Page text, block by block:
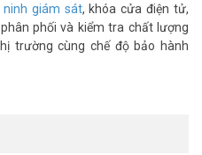
giám sát, khóa cửa điện tử,
phân phối và kiểm tra chất lượng
trường cùng chế độ bảo hành